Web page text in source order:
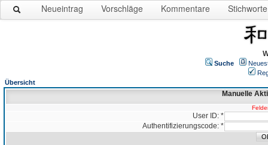
Neueintrag Vorschläge Kommentare Stichworte
Suche
Übersicht
Manuelle
User ID: *
Authentifizierungscode: *